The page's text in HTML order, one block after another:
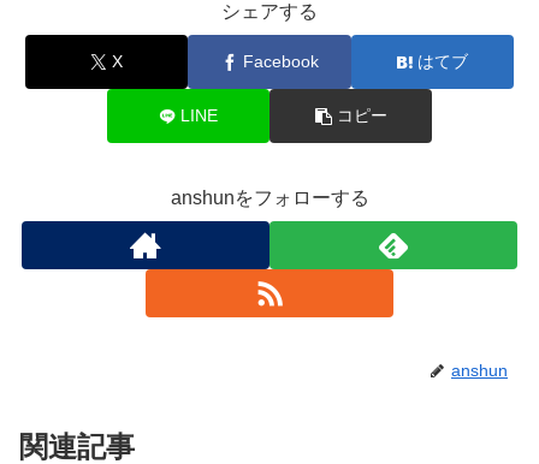
シェアする
X Facebook はてブ
LINE コピー
anshunをフォローする
anshun
関連記事